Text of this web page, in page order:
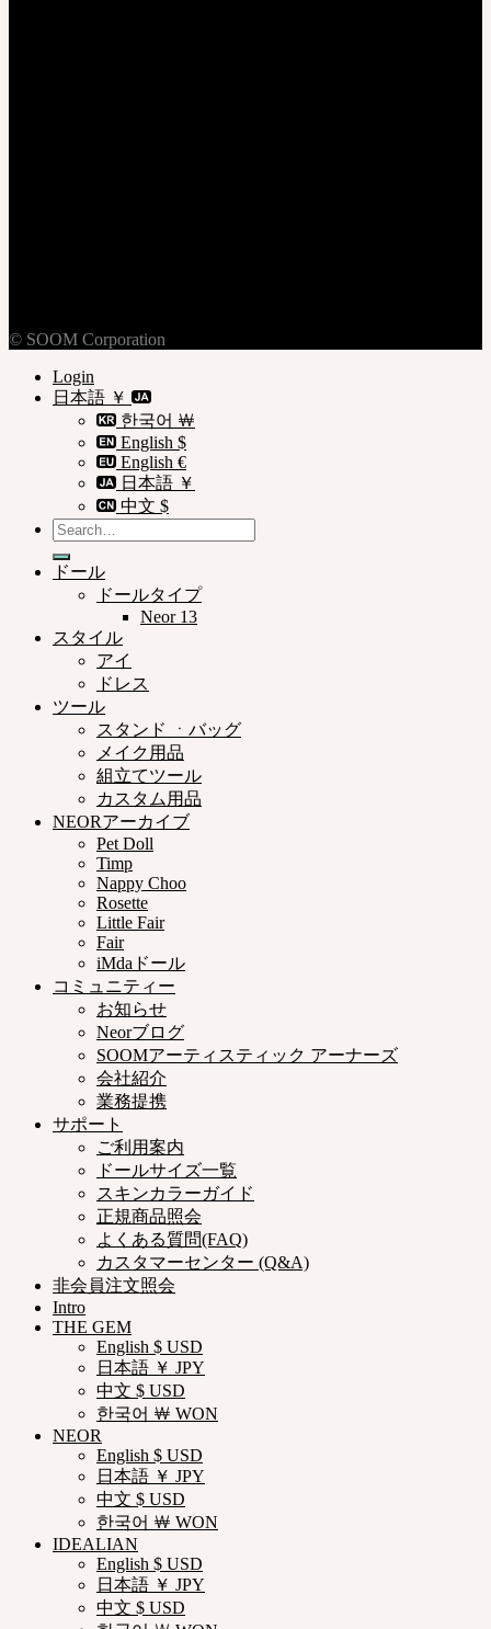
© SOOM Corporation
Login
日本語 ￥
한국어 ￦
English $
English €
日本語 ￥
中文 $
Search
for:
ドール
ドールタイプ
Neor 13
スタイル
アイ
ドレス
ツール
スタンド ㆍバッグ
メイク用品
組立てツール
カスタム用品
NEORアーカイブ
Pet Doll
Timp
Nappy Choo
Rosette
Little Fair
Fair
iMdaドール
コミュニティー
お知らせ
Neorブログ
SOOMアーティスティック アーナーズ
会社紹介
業務提携
サポート
ご利用案内
ドールサイズ一覧
スキンカラーガイド
正規商品照会
よくある質問(FAQ)
カスタマーセンター (Q&A)
非会員注文照会
Intro
THE GEM
English $ USD
日本語 ￥ JPY
中文 $ USD
한국어 ￦ WON
NEOR
English $ USD
日本語 ￥ JPY
中文 $ USD
한국어 ￦ WON
IDEALIAN
English $ USD
日本語 ￥ JPY
中文 $ USD